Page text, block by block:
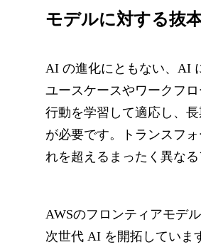
モデルに対する抜
AI の進化にともない、AI
ユースケースやワークフ
行動を学習して適応し、
が必要です。トランスフ
れを超えるまったく異な
AWSのフロンティアモデ
次世代 AI を開拓していま